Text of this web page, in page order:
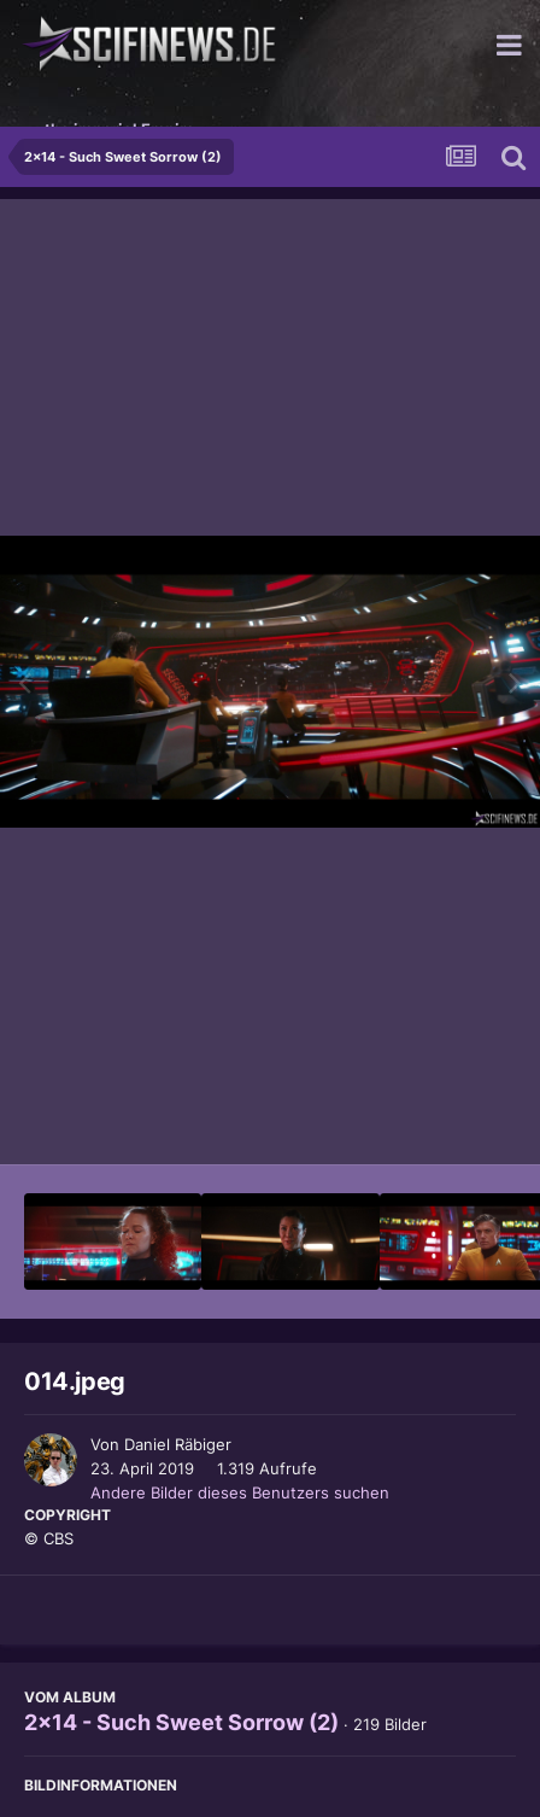
...the imperial Empire
2x14 - Such Sweet Sorrow (2)
014.jpeg
Von Daniel Räbiger
23. April 2019
1.319 Aufrufe
Andere Bilder dieses Benutzers suchen
COPYRIGHT
© CBS
VOM ALBUM
2x14 - Such Sweet Sorrow (2) · 219 Bilder
BILDINFORMATIONEN